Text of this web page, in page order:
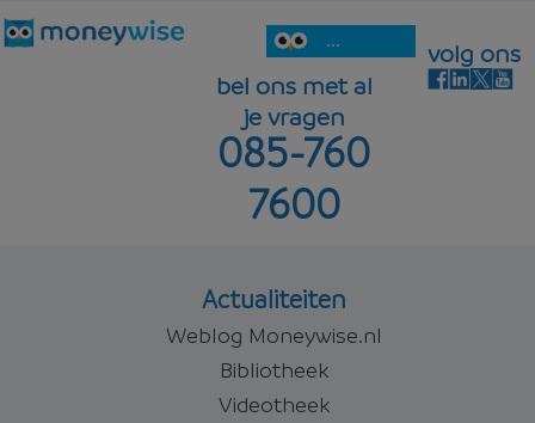
...
bel ons met al
je vragen
085-760
7600
volg ons
Actualiteiten
Weblog Moneywise.nl
Bibliotheek
Videotheek